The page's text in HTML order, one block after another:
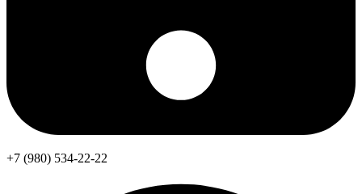
+7 (980) 534-22-22